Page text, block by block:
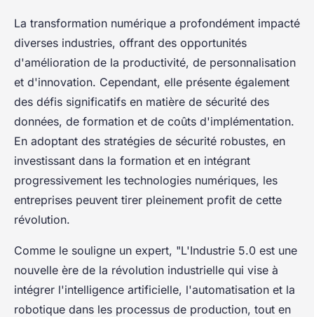
La transformation numérique a profondément impacté
diverses industries, offrant des opportunités
d'amélioration de la productivité, de personnalisation
et d'innovation. Cependant, elle présente également
des défis significatifs en matière de sécurité des
données, de formation et de coûts d'implémentation.
En adoptant des stratégies de sécurité robustes, en
investissant dans la formation et en intégrant
progressivement les technologies numériques, les
entreprises peuvent tirer pleinement profit de cette
révolution.
Comme le souligne un expert, "L'Industrie 5.0 est une
nouvelle ère de la révolution industrielle qui vise à
intégrer l'intelligence artificielle, l'automatisation et la
robotique dans les processus de production, tout en